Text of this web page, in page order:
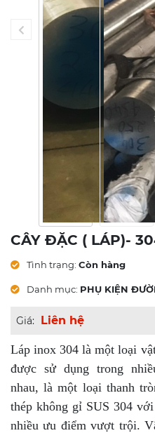
CÂY ĐẶC ( LÁP)-
Tình trạng: Còn hàng
Danh mục: PHỤ KIỆN
Giá: Liên hệ
Láp inox 304 là một loại
được sử dụng trong
nhau, là một loại thanh
thép không gỉ SUS 304
nhiều ưu điểm vượt trội.